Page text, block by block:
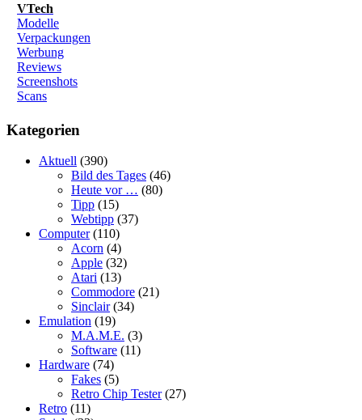
VTech
Modelle
Verpackungen
Werbung
Reviews
Screenshots
Scans
Kategorien
Aktuell (390)
Bild des Tages (46)
Heute vor … (80)
Tipp (15)
Webtipp (37)
Computer(110)
Acorn (4)
Apple (32)
Atari (13)
Commodore (21)
Sinclair(34)
Emulation (19)
M.A.M.E. (3)
Software (11)
Hardware (74)
Fakes (5)
Retro Chip Tester(27)
Retro (11)